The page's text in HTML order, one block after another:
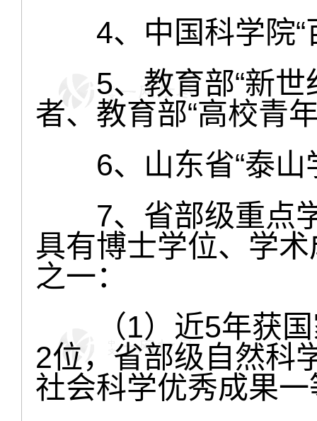
4、中国科学院“
5、教育部“新世
者、教育部“高校青
6、山东省“泰山
7、省部级重点学
具有博士学位、学
之一：
（1）近5年获国
2位，省部级自然科
社会科学优秀成果